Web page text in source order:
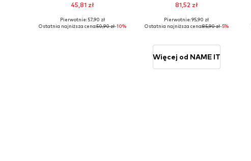
45,81 zł
Pierwotnie: 57,90 zł
Ostatnia najniższa cena:50,90 zł-10%
81,52 zł
Pierwotnie: 95,90 zł
Ostatnia najniższa cena:85,90 zł-5%
Więcej od NAME IT